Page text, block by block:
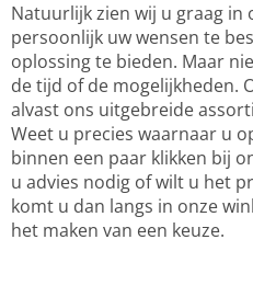
Natuurlijk zien wij u graag in
persoonlijk uw wensen te
oplossing te bieden. Maar
de tijd of de mogelijkheden.
alvast ons uitgebreide
Weet u precies waarnaar u
binnen een paar klikken bij
u advies nodig of wilt u het
komt u dan langs in onze
het maken van een keuze.